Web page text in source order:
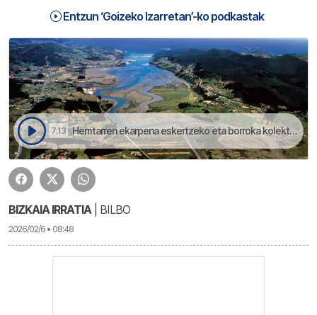
Entzun ‘Goizeko Izarretan’-ko podkastak
7:13 Herritarren ekarpena eskertzeko eta borroka kolektiboaren emaitza ospatzeko, jai giroari ekingo deutse | Goizeko Izarretan
BIZKAIA IRRATIA| BILBO
2026/02/6 • 08:48